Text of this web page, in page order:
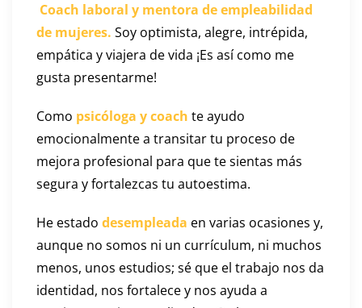
Coach laboral y mentora de empleabilidad
de mujeres. Soy optimista, alegre, intrépida,
empática y viajera de vida ¡Es así como me
gusta presentarme!
Como psicóloga y coach te ayudo
emocionalmente a transitar tu proceso de
mejora profesional para que te sientas más
segura y fortalezcas tu autoestima.
He estado desempleada en varias ocasiones y,
aunque no somos ni un currículum, ni muchos
menos, unos estudios; sé que el trabajo nos da
identidad, nos fortalece y nos ayuda a